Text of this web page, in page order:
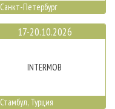
Санкт-Петербург
17-20.10.2026
INTERMOB
Стамбул, Турция